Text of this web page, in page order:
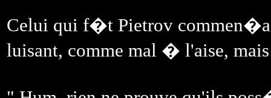
Celui qui f�t Pietrov
luisant, comme mal � l'aise,